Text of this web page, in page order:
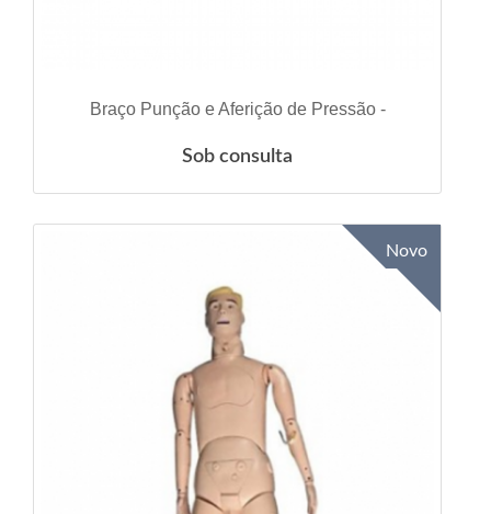
VER DETALHES
Braço Punção e Aferição de Pressão -
Sob consulta
Novo